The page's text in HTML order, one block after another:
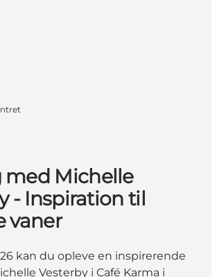
med Michelle
- Inspiration til
vaner
kan du opleve en inspirerende
Vesterby i Café Karma i